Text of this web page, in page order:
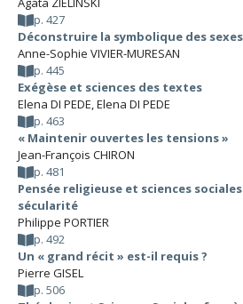
p. 427
Déconstruire la symbolique des sexes
Anne-Sophie VIVIER-MURESAN
p. 445
Exégèse et sciences des textes
Elena DI PEDE,Elena DI PEDE
p. 463
« Maintenir ouvertes les tensions »
Jean-François CHIRON
p. 481
Pensée religieuse et sciences
sécularité
Philippe PORTIER
p. 492
Un « grand récit » est-il requis ?
Pierre GISEL
p. 506